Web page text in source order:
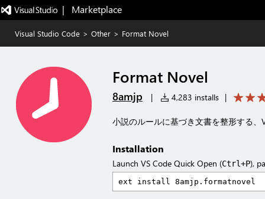
|   Marketplace
Visual Studio Code > Other > Format Novel
Format Novel
8amjp | 4,283 installs |
小説のルールに基づき文書を整形する
Installation
Launch VS Code Quick Open (Ctrl+P),